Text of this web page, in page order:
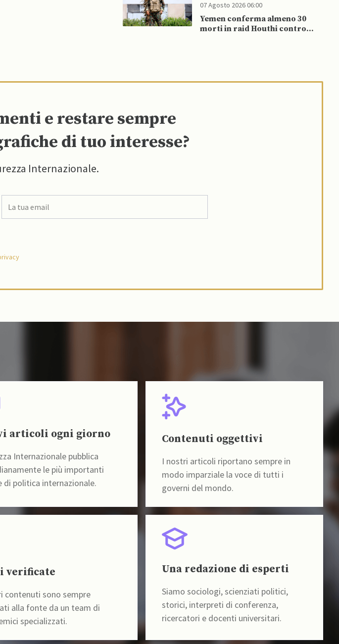
07 Agosto 2026 06:00
Yemen conferma almeno 30
morti in raid Houthi contro
e restare sempre
di tuo interesse?
Internazionale.
articoli ogni giorno
Internazionale pubblica
le più importanti
di politica internazionale.
Contenuti oggettivi
I nostri articoli riportano sempre in
modo imparziale la voce di tutti i
governi del mondo.
verificate
contenuti sono sempre
alla fonte da un team di
specializzati.
Una redazione di esperti
Siamo sociologi, scienziati politici,
storici, interpreti di conferenza,
ricercatori e docenti universitari.